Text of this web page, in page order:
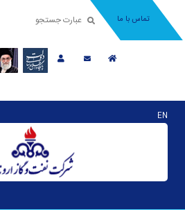
تماس با ما
EN